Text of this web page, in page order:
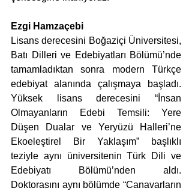
Ezgi Hamzaçebi
Lisans derecesini Boğaziçi Üniversitesi,
Batı Dilleri ve Edebiyatları Bölümü’nde
tamamladıktan sonra modern Türkçe
edebiyat alanında çalışmaya başladı.
Yüksek lisans derecesini “İnsan
Olmayanların Edebi Temsili: Yere
Düşen Dualar ve Yeryüzü Halleri’ne
Ekoeleştirel Bir Yaklaşım” başlıklı
teziyle aynı üniversitenin Türk Dili ve
Edebiyatı Bölümü’nden aldı.
Doktorasını aynı bölümde “Canavarların